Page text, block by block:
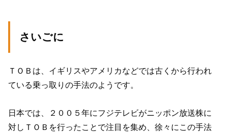
さいごに
ＴＯＢは、イギリスやアメリカなどでは古くから行われ
ている乗っ取りの手法のようです。
日本では、２００５年にフジテレビがニッポン放送株に
対しＴＯＢを行ったことで注目を集め、徐々にこの手法